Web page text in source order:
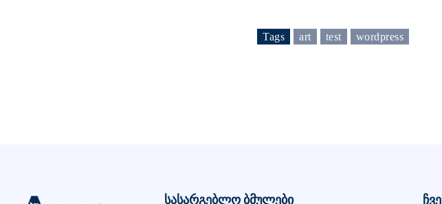
Tags art test wordpress
სასარგებლო ბმულები